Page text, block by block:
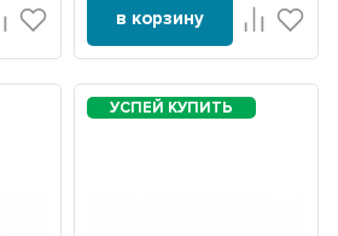
в корзину